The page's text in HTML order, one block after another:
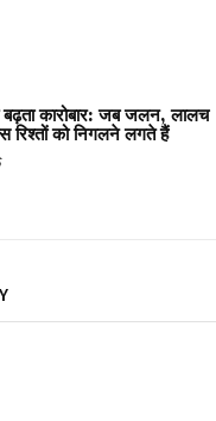
कारोबार: जब जलन, लालच
रिश्तों को निगलने लगते हैं